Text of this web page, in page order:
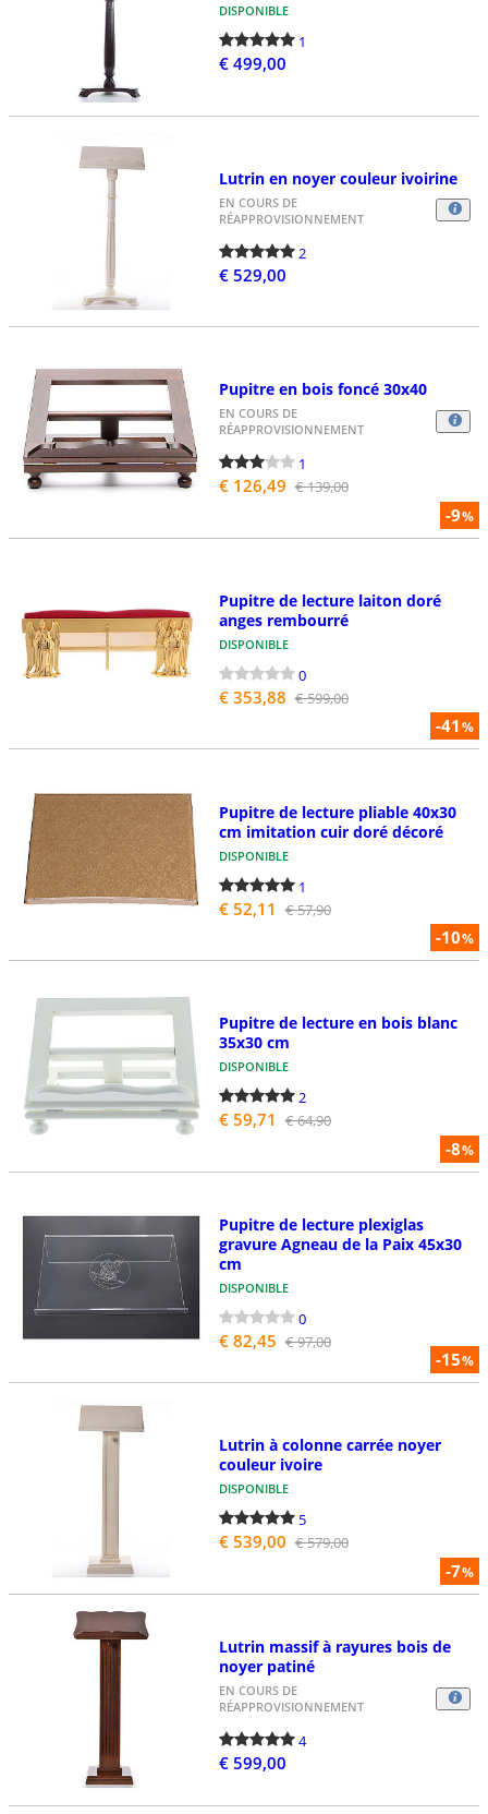
DISPONIBLE
1
€ 499,00
Lutrin en noyer couleur ivoirine
EN COURS DE
RÉAPPROVISIONNEMENT
2
€ 529,00
-9%
Pupitre en bois foncé 30x40
EN COURS DE
RÉAPPROVISIONNEMENT
1
€ 126,49 € 139,00
-41%
Pupitre de lecture laiton doré
anges rembourré
DISPONIBLE
0
€ 353,88 € 599,00
-10%
Pupitre de lecture pliable 40x30
cm imitation cuir doré décoré
DISPONIBLE
1
€ 52,11 € 57,90
-8%
Pupitre de lecture en bois blanc
35x30 cm
DISPONIBLE
2
€ 59,71 € 64,90
-15%
Pupitre de lecture plexiglas
gravure Agneau de la Paix 45x30
cm
DISPONIBLE
0
€ 82,45 € 97,00
-7%
Lutrin à colonne carrée noyer
couleur ivoire
DISPONIBLE
5
€ 539,00 € 579,00
Lutrin massif à rayures bois de
noyer patiné
EN COURS DE
RÉAPPROVISIONNEMENT
4
€ 599,00